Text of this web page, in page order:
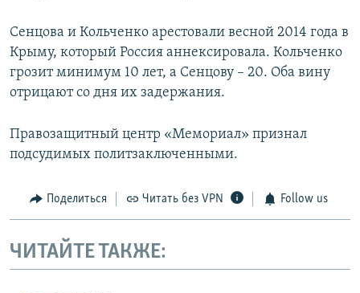
Сенцова и Кольченко арестовали весной 2014 года в
Крыму, который Россия аннексировала. Кольченко
грозит минимум 10 лет, а Сенцову – 20. Оба вину
отрицают со дня их задержания.
Правозащитный центр «Мемориал» признал
подсудимых политзаключенными.
Поделиться Читать без VPN Follow us
ЧИТАЙТЕ ТАКЖЕ: